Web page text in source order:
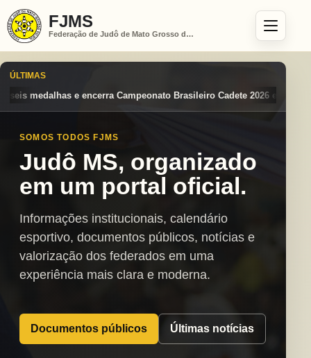
FJMS
Federação de Judô de Mato Grosso do Sul
ÚLTIMAS
Brasileiro Cadete 2026 entre os destaques nacionais Mato
SOMOS TODOS FJMS
Judô MS, organizado
em um portal oficial.
Informações institucionais, calendário
esportivo, documentos públicos, notícias e
valorização dos federados em uma
experiência mais clara e moderna.
Documentos públicos Últimas notícias